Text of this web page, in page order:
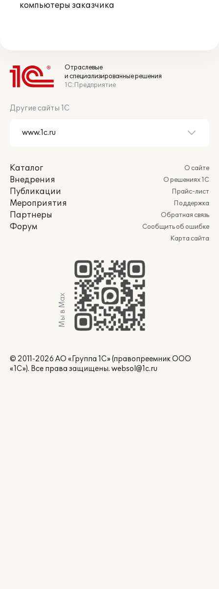
компьютеры заказчика
Отраслевые
и специализированные решения
1С:Предприятие
Другие сайты 1С
Каталог
Внедрения
Публикации
Мероприятия
Партнеры
Форум
О сайте
О решениях 1С
Прайс-лист
Поддержка
Обратная связь
Сообщить об ошибке
Карта сайта
Мы в Max
© 2011-2026 АО «Группа 1С» (правопреемник ООО
«1С»). Все права защищены. websol@1c.ru